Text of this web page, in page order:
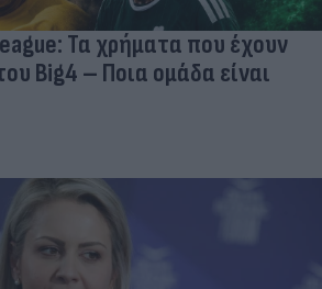
Τα χρήματα που έχουν
Big4 – Ποια ομάδα είναι